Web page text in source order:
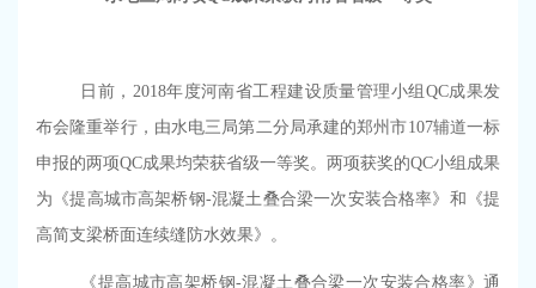
日前， 2018年度河南省工程建设质量管理小组 QC成果发
布会隆重举行，由水电三局第二分局承建的郑州市107辅道一标
申报的两项QC成果均荣获省级一等奖。两项获奖的QC小组成果
为《提高城市高架桥钢-混凝土叠合梁一次安装合格率》和《提
高简支梁桥面连续缝防水效果》。
《提高城市高架桥钢-混凝土叠合梁一次安装合格率》通